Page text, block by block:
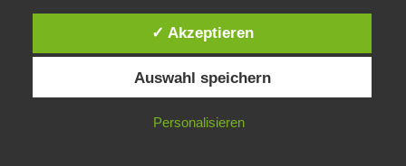
Weitere Suche nach der Identität der Isdal-Frau –
Jugoslavijo, dobar dan
Diese Website verwendet Cookies. Durch die weitere Nutzung dieser
Website stimmst du der Verwendung von Cookies zu.
IN ORDNUNG
✓ Akzeptieren
Auswahl speichern
Personalisieren